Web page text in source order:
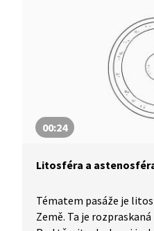
00:24
Litosféra a
Tématem pasáže je
Země. Ta je